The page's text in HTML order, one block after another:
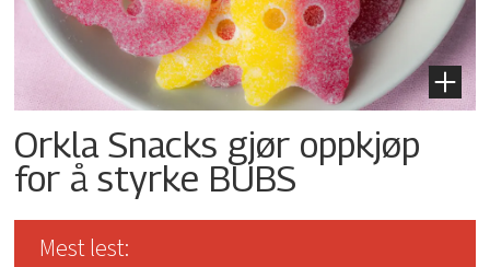
Orkla Snacks gjør oppkjøp
for å styrke BUBS
Mest lest: